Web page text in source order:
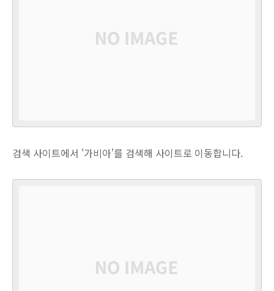
검색 사이트에서 '가비아'를 검색해 사이트로 이동합니다.